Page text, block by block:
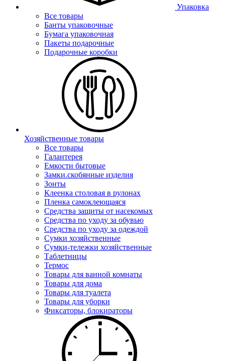
Упаковка
Все товары
Банты упаковочные
Бумага упаковочная
Пакеты подарочные
Подарочные коробки
Хозяйственные товары
Все товары
Галантерея
Емкости бытовые
Замки.скобянные изделия
Зонты
Клеенка столовая в рулонах
Пленка самоклеющаяся
Средства защиты от насекомых
Средства по уходу за обувью
Средства по уходу за одеждой
Сумки хозяйственные
Сумки-тележки хозяйственные
Таблетницы
Термос
Товары для ванной комнаты
Товары для дома
Товары для туалета
Товары для уборки
Фиксаторы, блокираторы